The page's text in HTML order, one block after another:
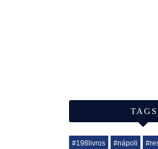
TAGS
#198livros #nápoli